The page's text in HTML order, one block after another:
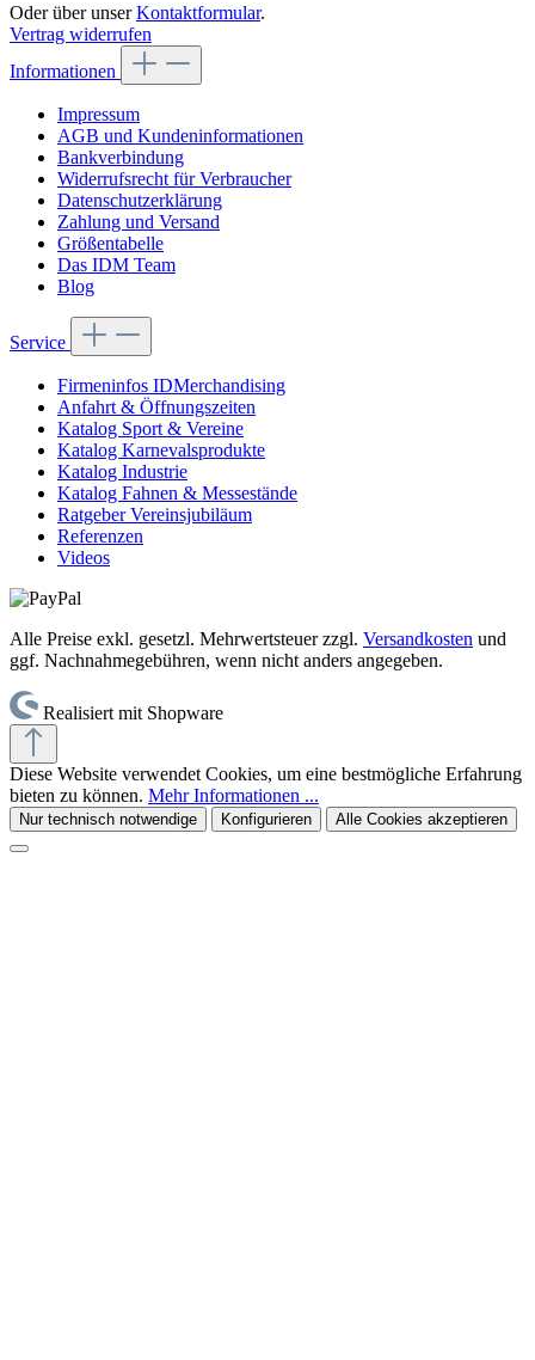
Oder über unserKontaktformular.
Vertrag widerrufen
Informationen
Impressum
AGB und Kundeninformationen
Bankverbindung
Widerrufsrecht für Verbraucher
Datenschutzerklärung
Zahlung und Versand
Größentabelle
Das IDM Team
Blog
Service
Firmeninfos IDMerchandising
Anfahrt & Öffnungszeiten
Katalog Sport & Vereine
Katalog Karnevalsprodukte
Katalog Industrie
Katalog Fahnen & Messestände
Ratgeber Vereinsjubiläum
Referenzen
Videos
Alle Preise exkl. gesetzl. Mehrwertsteuer zzgl. Versandkosten und
ggf. Nachnahmegebühren, wenn nicht anders angegeben.
Realisiert mit Shopware
Diese Website verwendet Cookies, um eine bestmögliche Erfahrung
bieten zu können. Mehr Informationen ...
Nur technisch notwendige Konfigurieren Alle Cookies akzeptieren